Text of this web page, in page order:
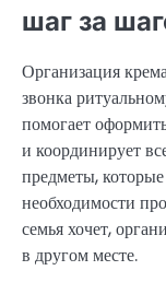
шаг за
Организация
звонка
помогает
и координирует
предметы,
необходимости
семья хочет,
в другом месте.